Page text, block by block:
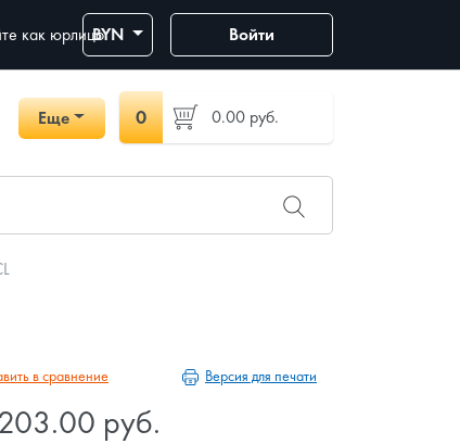
как юрлицоBYN Войти
Еще 0 0.00 руб.
в сравнение Версия для печати
руб.